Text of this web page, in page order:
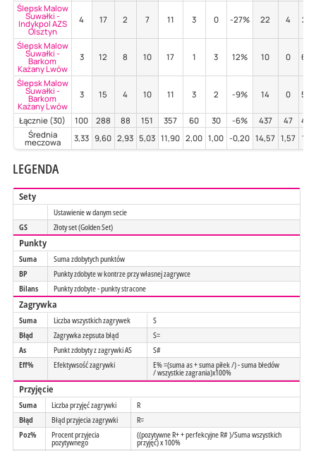
Ślepsk Malow
Suwałki -
Indykpol AZS
Olsztyn
4 17 2 7 11 3 0 -27% 22 4
Ślepsk Malow
Suwałki -
Barkom
Każany Lwów
3 12 8 10 17 1 3 12% 10 0
Ślepsk Malow
Suwałki -
Barkom
Każany Lwów
3 15 4 10 11 3 2 -9% 14 0
Łącznie (30) 100 288 88 151 357 60 30 -6% 437 47
Średnia
meczowa 3,33 9,60 2,93 5,03 11,90 2,00 1,00 -0,20 14,57 1,57
LEGENDA
Sety
Ustawienie w danym secie
GS
Złoty set (Golden Set)
Punkty
Suma
Suma zdobytych punktów
BP
Punkty zdobyte w kontrze przy własnej zagrywce
Bilans
Punkty zdobyte - punkty stracone
Zagrywka
Suma Liczba wszystkich zagrywek
S
Błąd
Zagrywka zepsuta błąd
S=
As
Punkt zdobyty z zagrywki AS
S#
Eff%
Efektywsość zagrywki E% =(suma as + suma piłek /) - suma błedów
/ wszystkie zagrania)x100%
Przyjęcie
Suma Liczba przyjęć zagrywki
R
Błąd
Błąd przyjecia zagrywki
R=
Poz%
Procent przyjecia
pozytywnego
((pozytywne R+ + perfekcyjne R# )/Suma wszystkich
przyjęć) x 100%